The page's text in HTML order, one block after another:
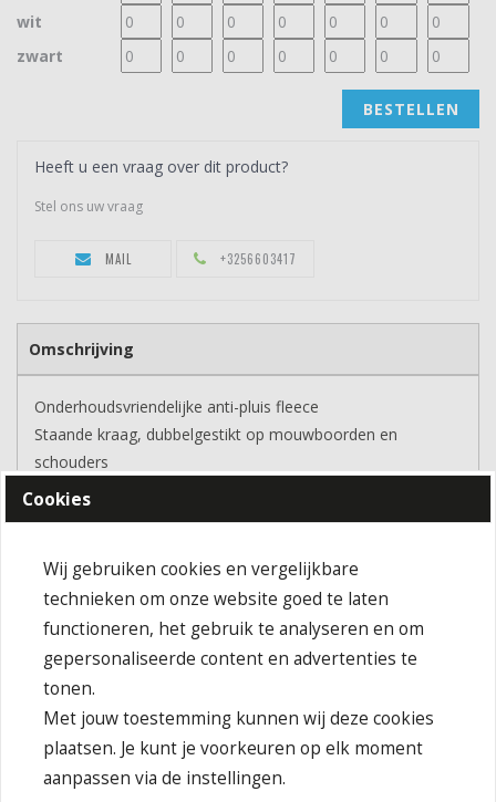
wit
zwart
BESTELLEN
Heeft u een vraag over dit product?
Stel ons uw vraag
MAIL +3256603417
Omschrijving
Onderhoudsvriendelijke anti-pluis fleece
Staande kraag, dubbelgestikt op mouwboorden en
schouders
Trekkoord met stoppers op tailleband, elastische
mouwbanden
Buitenstof (300 g/m²): 100% polyester
Plus size
Behandeling
Niet strijken
Maximale wastemperatuur 30 °C, normale was
Niet bleken
Niet stomen
Cookies
Wij gebruiken cookies en vergelijkbare
technieken om onze website goed te laten
functioneren, het gebruik te analyseren en om
gepersonaliseerde content en advertenties te
tonen.
Met jouw toestemming kunnen wij deze cookies
plaatsen. Je kunt je voorkeuren op elk moment
aanpassen via de instellingen.